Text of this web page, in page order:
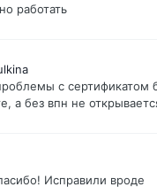
работать
с сертификатом
а без впн не
Исправили вроде